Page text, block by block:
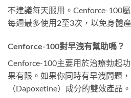
不建議每天服用。Cenforce-100
每週最多使用2至3次，以免身體
Cenforce-100對早洩有幫助嗎？
Cenforce-100主要用於治療勃起
果有限。如果你同時有早洩問題
（Dapoxetine）成分的雙效產品。